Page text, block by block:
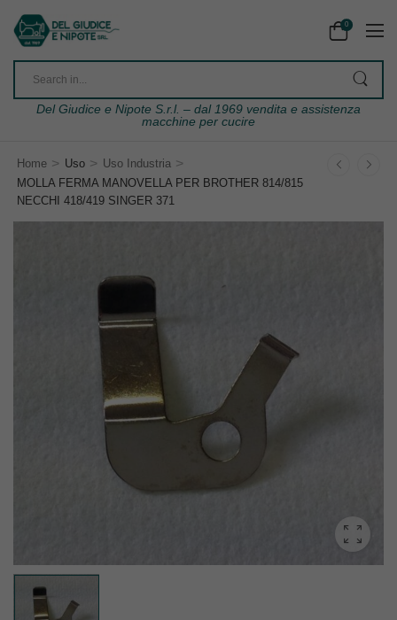
0
Del Giudice e Nipote S.r.l. – dal 1969 vendita e assistenza
macchine per cucire
Home > Uso > Uso Industria >
MOLLA FERMA MANOVELLA PER BROTHER 814/815
NECCHI 418/419 SINGER 371